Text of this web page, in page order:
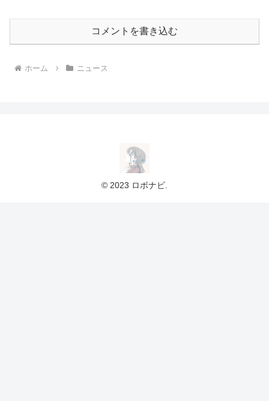
コメントを書き込む
ホーム ニュース
© 2023 ロボナビ.